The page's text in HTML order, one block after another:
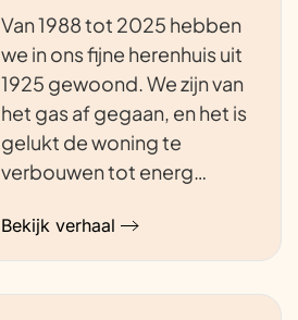
Van 1988 tot 2025 hebben
we in ons fijne herenhuis uit
1925 gewoond. We zijn van
het gas af gegaan, en het is
gelukt de woning te
verbouwen tot energ…
Bekijk verhaal